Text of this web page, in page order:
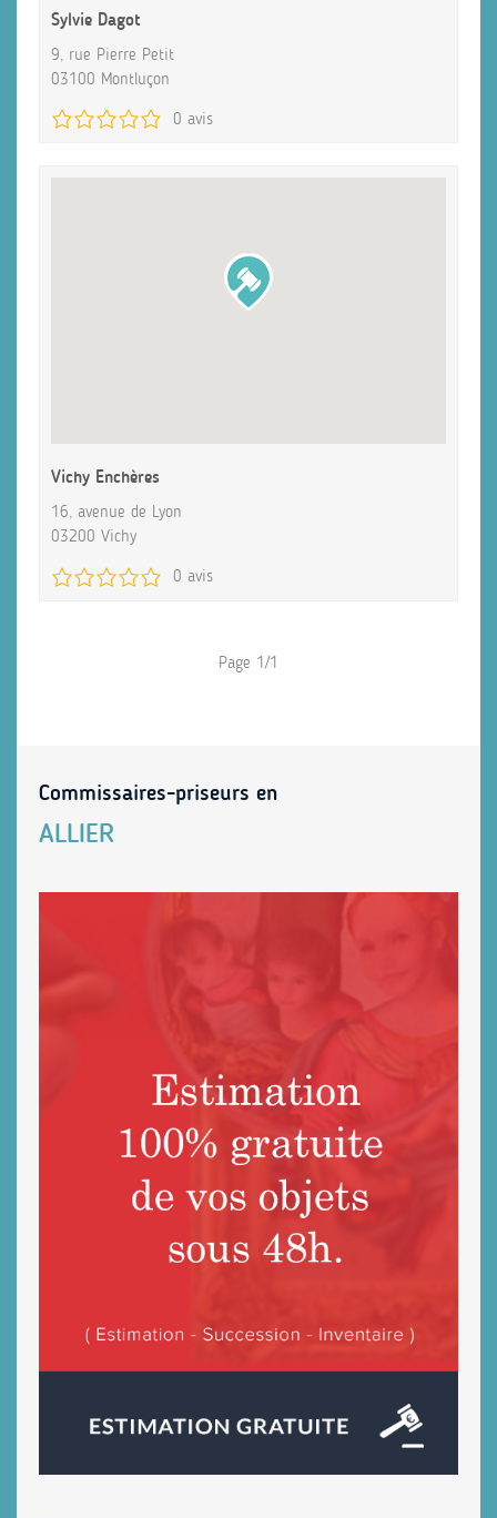
Sylvie Dagot
9, rue Pierre Petit
03100 Montluçon
0 avis
Vichy Enchères
16, avenue de Lyon
03200 Vichy
0 avis
Page 1/1
Commissaires-priseurs en
ALLIER